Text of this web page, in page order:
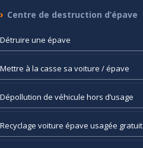
Centre de destruction d’épave
Détruire une épave
Mettre à la casse sa voiture / épave
Dépollution de véhicule hors d’usage
Recyclage voiture épave usagée gratuit